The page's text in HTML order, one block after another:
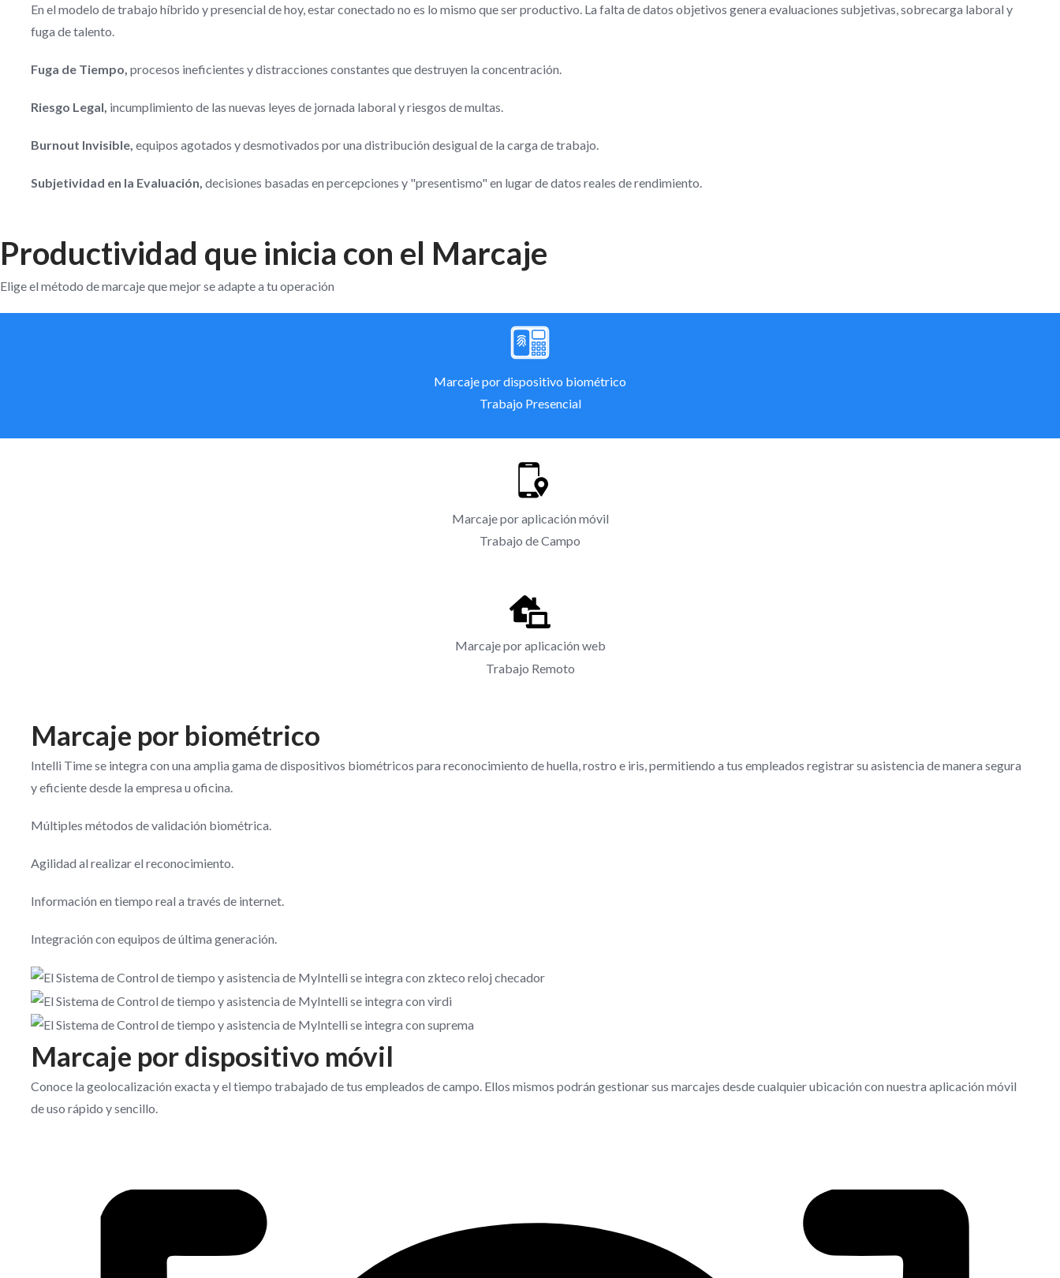
En el modelo de trabajo híbrido y presencial de hoy, estar conectado no es lo mismo que ser productivo. La falta de datos objetivos genera evaluaciones subjetivas, sobrecarga laboral y
fuga de talento.
Fuga de Tiempo, procesos ineficientes y distracciones constantes que destruyen la concentración.
Riesgo Legal, incumplimiento de las nuevas leyes de jornada laboral y riesgos de multas.
Burnout Invisible, equipos agotados y desmotivados por una distribución desigual de la carga de trabajo.
Subjetividad en la Evaluación, decisiones basadas en percepciones y "presentismo" en lugar de datos reales de rendimiento.
Productividad que inicia con el Marcaje
Elige el método de marcaje que mejor se adapte a tu operación
Marcaje por dispositivo biométrico
Trabajo Presencial
Marcaje por aplicación móvil
Trabajo de Campo
Marcaje por aplicación web
Trabajo Remoto
Marcaje por biométrico
Intelli Time se integra con una amplia gama de dispositivos biométricos para reconocimiento de huella, rostro e iris, permitiendo a tus empleados registrar su asistencia de manera segura
y eficiente desde la empresa u oficina.
Múltiples métodos de validación biométrica.
Agilidad al realizar el reconocimiento.
Información en tiempo real a través de internet.
Integración con equipos de última generación.
Marcaje por dispositivo móvil
Conoce la geolocalización exacta y el tiempo trabajado de tus empleados de campo. Ellos mismos podrán gestionar sus marcajes desde cualquier ubicación con nuestra aplicación móvil
de uso rápido y sencillo.